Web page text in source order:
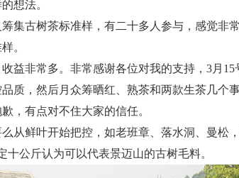
想法。
集古树茶标准样，有二十多人参与，感觉非常
。
益非常多。非常感谢各位对我的支持，3月15
质，然后月众筹晒红、熟茶和两款生茶几个
，有点对不住大家的信任。
从鲜叶开始把控，如老班章、落水洞、曼松
公斤认为可以代表景迈山的古树毛料。